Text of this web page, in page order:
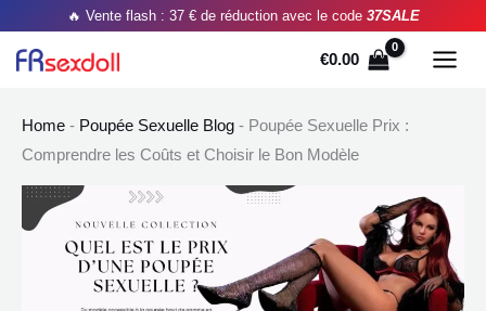
contenu
🔥 Vente flash : 37 € de réduction avec le code 37SALE
€0.00
Home - Poupée Sexuelle Blog - Poupée Sexuelle Prix :
Comprendre les Coûts et Choisir le Bon Modèle
Recherche